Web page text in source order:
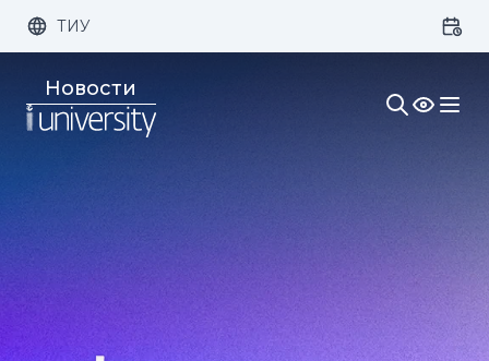
Размер шрифта: Цвет:
Изображения:
ТИУ
Новости